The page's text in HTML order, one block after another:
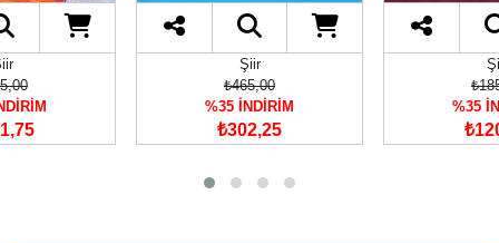
Şiir
₺465,00
%35 İNDİRİM
₺302,25
%35